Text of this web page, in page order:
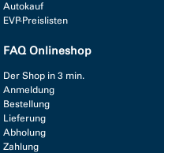
Autokauf
EVP-Preislisten
FAQ Onlineshop
Der Shop in 3 min.
Anmeldung
Bestellung
Lieferung
Abholung
Zahlung